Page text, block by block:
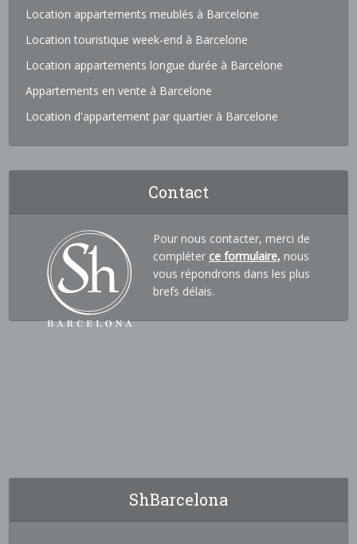
Location appartements meublés à Barcelone
Location touristique week-end à Barcelone
Location appartements longue durée à Barcelone
Appartements en vente à Barcelone
Location d'appartement par quartier à Barcelone
Contact
Pour nous contacter, merci de
compléter ce formulaire, nous
vous répondrons dans les plus
brefs délais.
ShBarcelona